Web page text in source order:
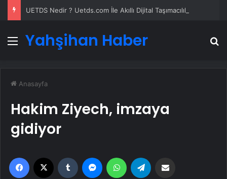
Menü
Yahşihan Haber
Anasayfa
Hakim Ziyech, imzaya
gidiyor
Facebook Tumblr MessengerWhatsApp